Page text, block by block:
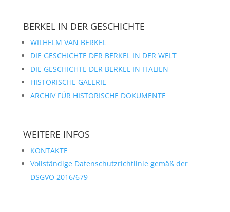
BERKEL IN DER GESCHICHTE
WILHELM VAN BERKEL
DIE GESCHICHTE DER BERKEL IN DER WELT
DIE GESCHICHTE DER BERKEL IN ITALIEN
HISTORISCHE GALERIE
ARCHIV FÜR HISTORISCHE DOKUMENTE
WEITERE INFOS
KONTAKTE
Vollständige Datenschutzrichtlinie gemäß der
DSGVO 2016/679